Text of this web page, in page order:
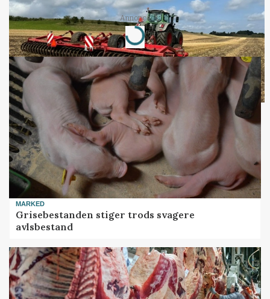
Annonce
Loading...
MARKED
Grisebestanden stiger trods svagere
avlsbestand